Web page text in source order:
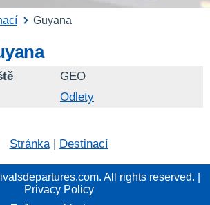
Guyana
GEO
Odlety
Stránka| Destinací
All rights reserved. |
Privacy Policy